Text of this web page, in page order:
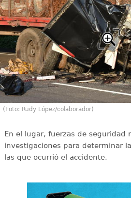
(Foto: Rudy López/colaborador)
En el lugar, fuerzas de seguridad
investigaciones para determinar
las que ocurrió el accidente.